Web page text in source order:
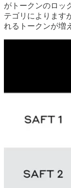
がトークンのロッ
テゴリによります
れるトークンが増